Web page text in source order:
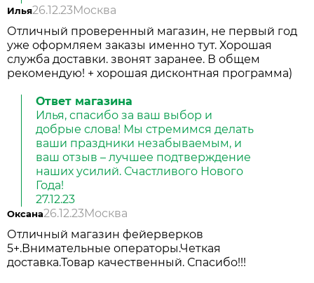
Илья26.12.23Москва
Отличный проверенный магазин, не первый год
уже оформляем заказы именно тут. Хорошая
служба доставки. звонят заранее. В общем
рекомендую! + хорошая дисконтная программа)
Ответ магазина
Илья, спасибо за ваш выбор и
добрые слова! Мы стремимся делать
ваши праздники незабываемым, и
ваш отзыв – лучшее подтверждение
наших усилий. Счастливого Нового
Года!
27.12.23
Оксана26.12.23Москва
Отличный магазин фейерверков
5+.Внимательные операторы.Четкая
доставка.Товар качественный. Спасибо!!!